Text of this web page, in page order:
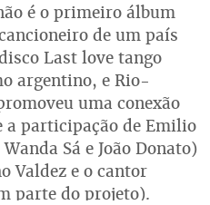
é o primeiro álbum
de um país
Last love tango
argentino, e Rio-
uma conexão
a participação de Emilio
Sá e João Donato)
Valdez e o cantor
parte do projeto).